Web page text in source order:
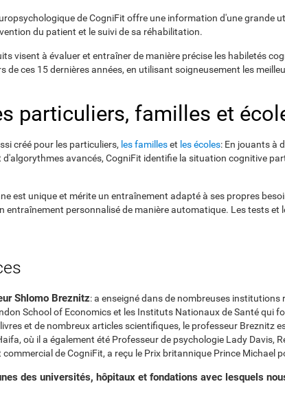
de CogniFit offre une information d'une grande
du patient et le suivi de sa réhabilitation.
visent à évaluer et entraîner de manière précise les habiletés
de ces 15 dernières années, en utilisant soigneusement les
particuliers, familles et
créé pour les particuliers, les familleset les écoles: En jouants à
d'algorythmes avancés, CogniFit identifie la situation cognitive
est unique et mérite un entraînement adapté à ses propres
entraînement personnalisé de manière automatique. Les tests
Shlomo Breznitz: a enseigné dans de nombreuses institutions
School of Economics et les Instituts Nationaux de Santé qui
et de nombreux articles scientifiques, le professeur Breznitz
où il a également été Professeur de psychologie Lady
de CogniFit, a reçu le Prix britannique Prince Michael
des universités, hôpitaux et fondations avec lesquels